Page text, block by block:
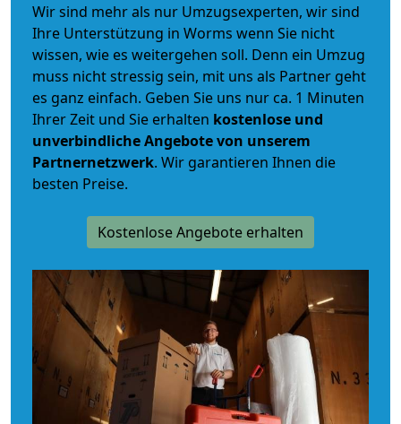
Wir sind mehr als nur Umzugsexperten, wir sind
Ihre Unterstützung in Worms wenn Sie nicht
wissen, wie es weitergehen soll. Denn ein Umzug
muss nicht stressig sein, mit uns als Partner geht
es ganz einfach. Geben Sie uns nur ca. 1 Minuten
Ihrer Zeit und Sie erhalten kostenlose und
unverbindlicheAngebote von unserem
Partnernetzwerk. Wir garantieren Ihnen die
besten Preise.
Kostenlose Angebote erhalten